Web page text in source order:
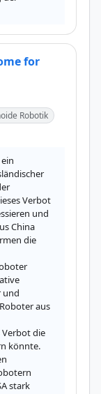
for
Robotik
Verbot
und
China
die
und
aus
die
könnte.
stark